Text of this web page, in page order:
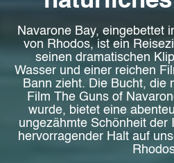
Navarone Bay, eingebettet
von Rhodos, ist ein
seinen dramatischen
Wasser und einer reichen
Bann zieht. Die Bucht, die
Film The Guns of
wurde, bietet eine
ungezähmte Schönheit der
hervorragender Halt auf